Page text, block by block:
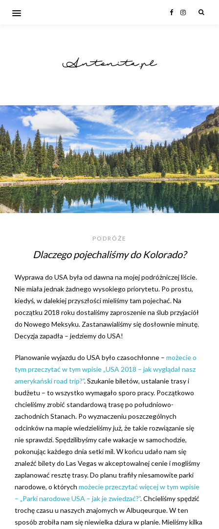
Antonita.pl
PODRÓŻE
Dlaczego pojechaliśmy do Kolorado?
Wyprawa do USA była od dawna na mojej podróżniczej liście.
Nie miała jednak żadnego wysokiego priorytetu. Po prostu,
kiedyś, w dalekiej przyszłości mieliśmy tam pojechać. Na
początku 2018 roku dostaliśmy zaproszenie na ślub przyjaciół
do Nowego Meksyku. Zastanawialiśmy się dosłownie minutę.
Decyzja zapadła – jedziemy do USA!
Planowanie wyjazdu do USA było czasochłonne – możecie o
tym przeczytać w tym wpisie „USA 2018 – jak wyglądał nasz
amerykański road trip?”. Szukanie biletów, ustalanie trasy i
budżetu – to wszystko wymagało sporo pracy. Początkowo
chcieliśmy zrobić standardową trasę po południowo-
zachodnich Stanach. Po wyznaczeniu poszczególnych
odcinków na mapie wiedzieliśmy już, że takie rozwiązanie się
nie sprawdzi. Spędzilibyśmy całe wakacje w samochodzie,
pokonując każdego dnia setki mil.W końcu udało nam się
znaleźć bilety do Las Vegas w akceptowalnej cenie i mogliśmy
zaplanować resztę trasy. Do planu trafiły niesamowite parki
narodowe, o których możecie przeczytać więcej w tym wpisie
– „Parki narodowe USA – jak je zwiedzać?”. Chcieliśmy spędzić
trochę czasu u naszych znajomych w Albuqeurque. W ten
sposób zrobiła nam się niewielka dziura w planie. Mieliśmy kilka